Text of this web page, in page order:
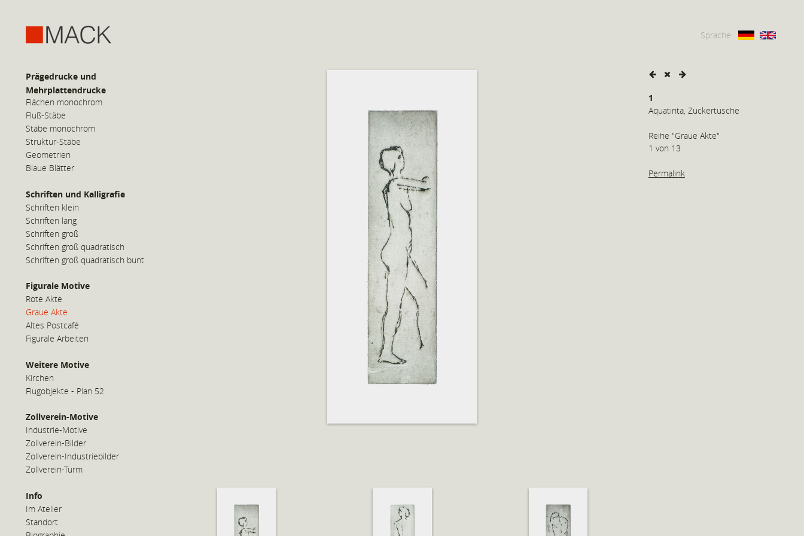
Sprache:
Prägedrucke und
Mehrplattendrucke
Flächen monochrom
Fluß-Stäbe
Stäbe monochrom
Struktur-Stäbe
Geometrien
Blaue Blätter
Schriften und Kalligrafie
Schriften klein
Schriften lang
Schriften groß
Schriften groß quadratisch
Schriften groß quadratisch bunt
Figurale Motive
Rote Akte
Graue Akte
Altes Postcafé
Figurale Arbeiten
Weitere Motive
Kirchen
Flugobjekte - Plan 52
Zollverein-Motive
Industrie-Motive
Zollverein-Bilder
Zollverein-Industriebilder
Zollverein-Turm
Info
Im Atelier
Standort
1
Aquatinta, Zuckertusche
Reihe "Graue Akte"
1 von 13
Permalink